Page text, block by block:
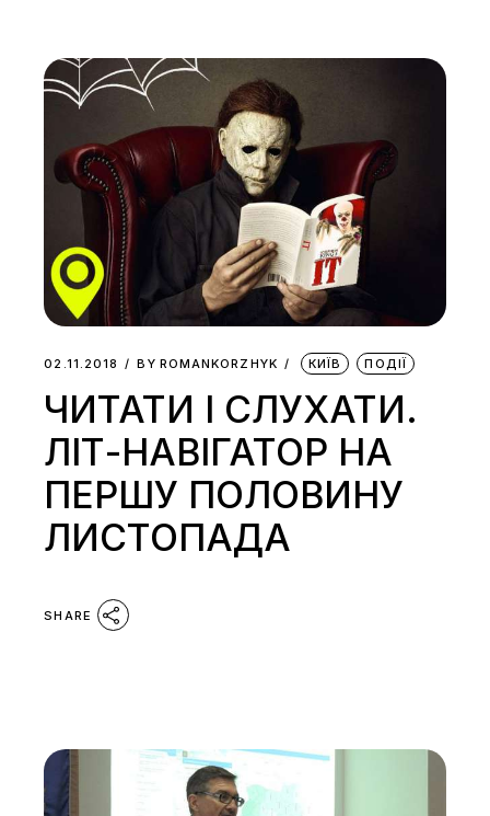
02.11.2018 BY ROMANKORZHYK КИЇВ ПОДІЇ
ЧИТАТИ І СЛУХАТИ.
ЛІТ-НАВІГАТОР НА
ПЕРШУ ПОЛОВИНУ
ЛИСТОПАДА
SHARE